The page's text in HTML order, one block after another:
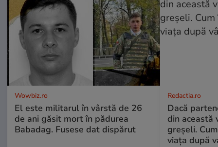
Wowbiz.ro
El este militarul în vârstă de 26
de ani găsit mort în pădurea
Babadag. Fusese dat dispărut
Redactia.ro
Dacă
din această
greșeli.
viața după